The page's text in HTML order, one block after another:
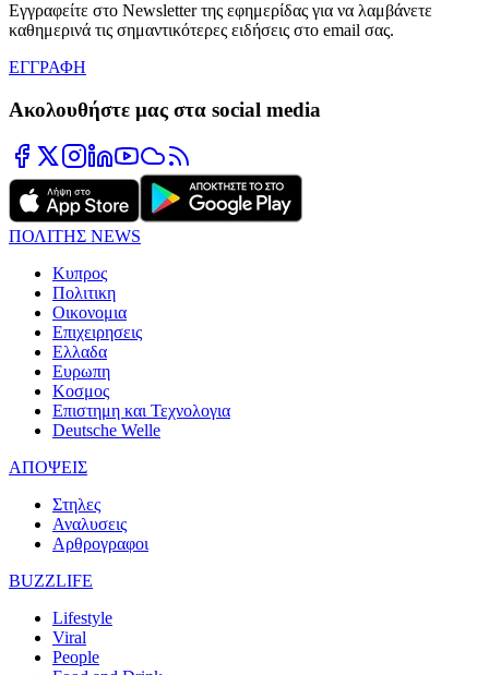
Εγγραφείτε στο Newsletter της εφημερίδας για να λαμβάνετε
καθημερινά τις σημαντικότερες ειδήσεις στο email σας.
ΕΓΓΡΑΦΗ
Ακολουθήστε μας στα social media
ΠΟΛΙΤΗΣ NEWS
Κυπρος
Πολιτικη
Οικονομια
Επιχειρησεις
Ελλαδα
Ευρωπη
Κοσμος
Επιστημη και Τεχνολογια
Deutsche Welle
ΑΠΟΨΕΙΣ
Στηλες
Αναλυσεις
Αρθρογραφοι
BUZZLIFE
Lifestyle
Viral
People